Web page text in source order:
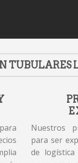
TUBULARES
Nuestros
para ser
de